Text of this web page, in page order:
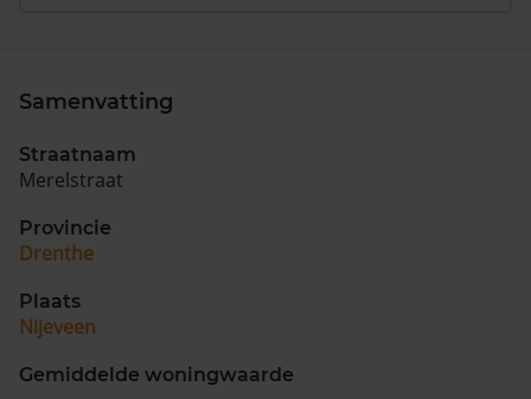
Samenvatting
Straatnaam
Merelstraat
Provincie
Drenthe
Plaats
Nijeveen
Gemiddelde woningwaarde